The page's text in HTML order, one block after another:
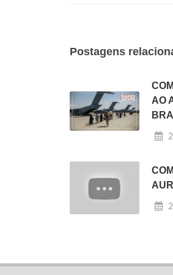
Postagens
AO